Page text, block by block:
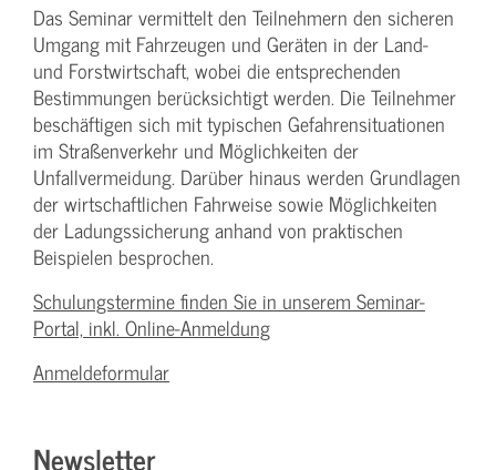
Das Seminar vermittelt den Teilnehmern den sicheren
Umgang mit Fahrzeugen und Geräten in der Land-
und Forstwirtschaft, wobei die entsprechenden
Bestimmungen berücksichtigt werden. Die Teilnehmer
beschäftigen sich mit typischen Gefahrensituationen
im Straßenverkehr und Möglichkeiten der
Unfallvermeidung. Darüber hinaus werden Grundlagen
der wirtschaftlichen Fahrweise sowie Möglichkeiten
der Ladungssicherung anhand von praktischen
Beispielen besprochen.
Schulungstermine finden Sie in unserem Seminar-
Portal, inkl. Online-Anmeldung
Anmeldeformular
Newsletter